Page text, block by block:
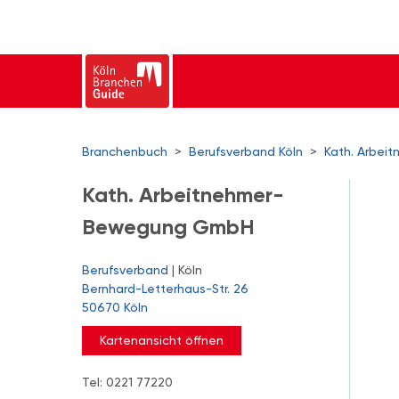
Branchenbuch > Berufsverband Köln > Kath.
Kath. Arbeitnehmer-
Bewegung GmbH
Berufsverband | Köln
Bernhard-Letterhaus-Str. 26
50670 Köln
Kartenansicht öffnen
Tel: 0221 77220